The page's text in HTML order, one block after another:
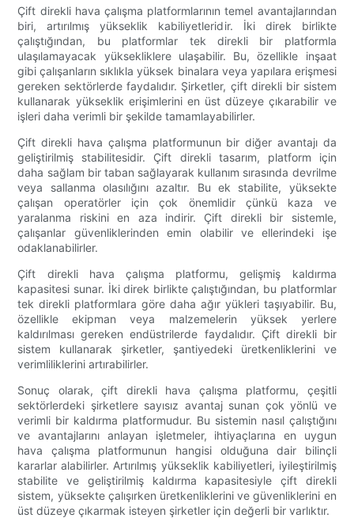
Çift direkli hava çalışma platformlarının temel avantajlarından
biri, artırılmış yükseklik kabiliyetleridir. İki direk birlikte
çalıştığından, bu platformlar tek direkli bir platformla
ulaşılamayacak yüksekliklere ulaşabilir. Bu, özellikle inşaat
gibi çalışanların sıklıkla yüksek binalara veya yapılara erişmesi
gereken sektörlerde faydalıdır. Şirketler, çift direkli bir sistem
kullanarak yükseklik erişimlerini en üst düzeye çıkarabilir ve
işleri daha verimli bir şekilde tamamlayabilirler.
Çift direkli hava çalışma platformunun bir diğer avantajı da
geliştirilmiş stabilitesidir. Çift direkli tasarım, platform için
daha sağlam bir taban sağlayarak kullanım sırasında devrilme
veya sallanma olasılığını azaltır. Bu ek stabilite, yüksekte
çalışan operatörler için çok önemlidir çünkü kaza ve
yaralanma riskini en aza indirir. Çift direkli bir sistemle,
çalışanlar güvenliklerinden emin olabilir ve ellerindeki işe
odaklanabilirler.
Çift direkli hava çalışma platformu, gelişmiş kaldırma
kapasitesi sunar. İki direk birlikte çalıştığından, bu platformlar
tek direkli platformlara göre daha ağır yükleri taşıyabilir. Bu,
özellikle ekipman veya malzemelerin yüksek yerlere
kaldırılması gereken endüstrilerde faydalıdır. Çift direkli bir
sistem kullanarak şirketler, şantiyedeki üretkenliklerini ve
verimliliklerini artırabilirler.
Sonuç olarak, çift direkli hava çalışma platformu, çeşitli
sektörlerdeki şirketlere sayısız avantaj sunan çok yönlü ve
verimli bir kaldırma platformudur. Bu sistemin nasıl çalıştığını
ve avantajlarını anlayan işletmeler, ihtiyaçlarına en uygun
hava çalışma platformunun hangisi olduğuna dair bilinçli
kararlar alabilirler. Artırılmış yükseklik kabiliyetleri, iyileştirilmiş
stabilite ve geliştirilmiş kaldırma kapasitesiyle çift direkli
sistem, yüksekte çalışırken üretkenliklerini ve güvenliklerini en
üst düzeye çıkarmak isteyen şirketler için değerli bir varlıktır.